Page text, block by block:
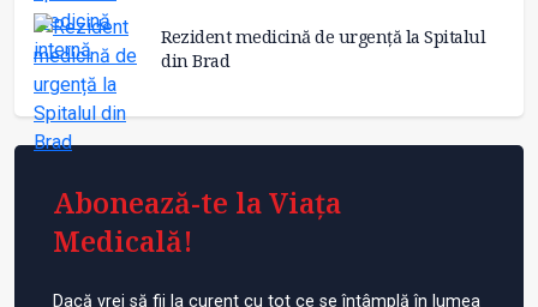
Rezident medicină de urgență la Spitalul
din Brad
Abonează-te la Viața
Medicală!
Dacă vrei să fii la curent cu tot ce se întâmplă în lumea